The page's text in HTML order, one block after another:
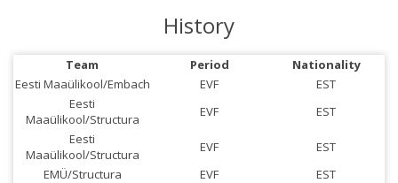
History
Team Period
Nationality
Eesti Maaülikool/Embach
EVF
EST
Eesti
Maaülikool/Structura
EVF
EST
Eesti
Maaülikool/Structura
EVF
EST
EMÜ/Structura
EVF
EST